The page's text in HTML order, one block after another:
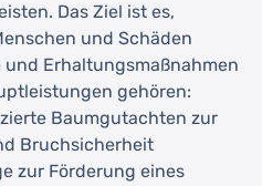
Das Ziel ist es,
und Schäden
Erhaltungsmaßnahmen
gehören:
Baumgutachten zur
Bruchsicherheit
zur Förderung eines